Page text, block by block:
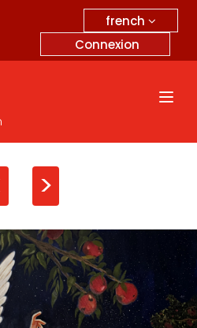
french
Connexion
>